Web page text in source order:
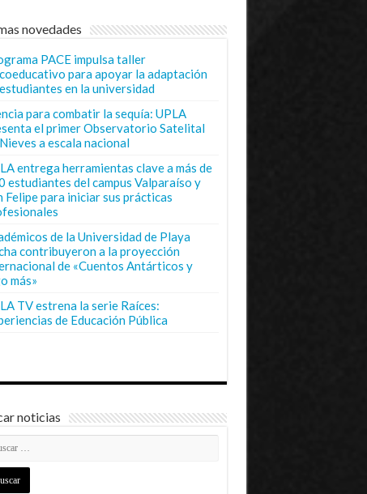
novedades
PACE impulsa taller
para apoyar la adaptación
en la universidad
para combatir la sequía: UPLA
el primer Observatorio Satelital
a escala nacional
entrega herramientas clave a más de
estudiantes del campus Valparaíso y
Felipe para iniciar sus prácticas
de la Universidad de Playa
contribuyeron a la proyección
de «Cuentos Antárticos y
más»
TV estrena la serie Raíces:
de Educación Pública
noticias